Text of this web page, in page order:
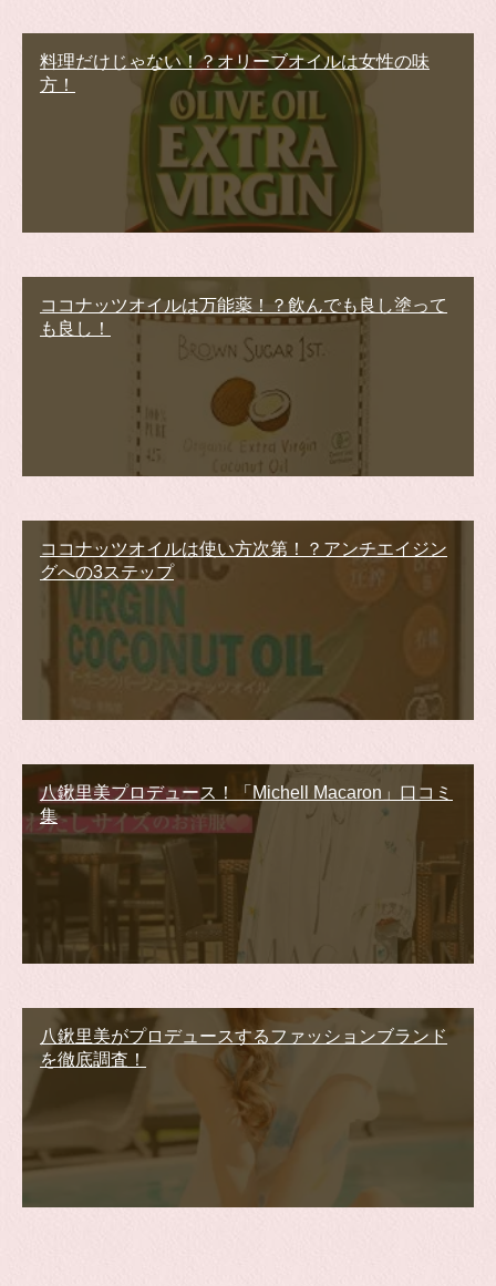
料理だけじゃない！？オリーブオイルは女性の味
方！
ココナッツオイルは万能薬！？飲んでも良し塗って
も良し！
ココナッツオイルは使い方次第！？アンチエイジン
グへの3ステップ
八鍬里美プロデュース！「Michell Macaron」口コミ
集
八鍬里美がプロデュースするファッションブランド
を徹底調査！